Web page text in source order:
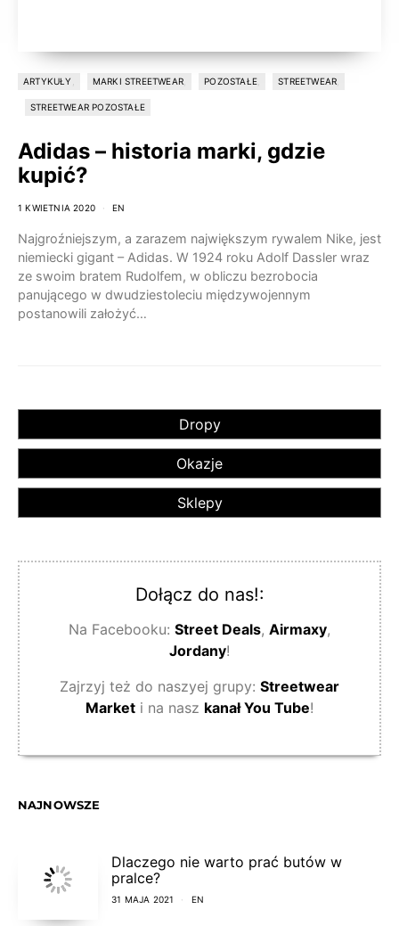
ARTYKUŁY MARKI STREETWEAR POZOSTAŁE STREETWEAR
STREETWEAR POZOSTAŁE
Adidas – historia marki, gdzie
kupić?
1 KWIETNIA 2020 EN
Najgroźniejszym, a zarazem największym rywalem Nike, jest
niemiecki gigant – Adidas. W 1924 roku Adolf Dassler wraz
ze swoim bratem Rudolfem, w obliczu bezrobocia
panującego w dwudziestoleciu międzywojennym
postanowili założyć…
Dropy
Okazje
Sklepy
Dołącz do nas!:
Na Facebooku: Street Deals, Airmaxy,
Jordany!
Zajrzyj też do naszyej grupy: Streetwear
Market i na nasz kanał You Tube!
NAJNOWSZE
Dlaczego nie warto prać butów w
pralce?
31 MAJA 2021 EN